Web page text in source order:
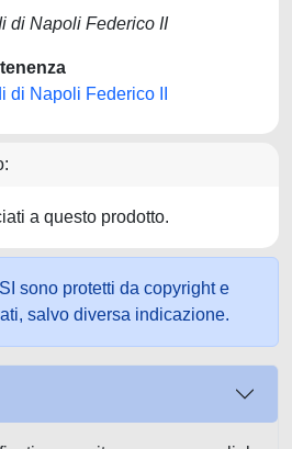
di Napoli Federico II
Napoli Federico II
a questo prodotto.
sono protetti da copyright e
salvo diversa indicazione.